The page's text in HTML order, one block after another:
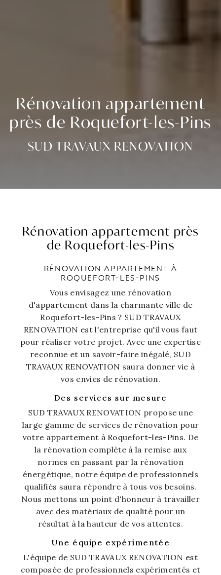
Rénovation appartement
près de Roquefort-les-Pins
SUD TRAVAUX RENOVATION
Rénovation appartement près
de Roquefort-les-Pins
RÉNOVATION APPARTEMENT À
ROQUEFORT-LES-PINS
Vous envisagez une rénovation
d'appartement dans la charmante ville de
Roquefort-les-Pins ? SUD TRAVAUX
RENOVATION est l'entreprise qu'il vous faut
pour réaliser votre projet. Avec une expertise
reconnue et un savoir-faire inégalé, SUD
TRAVAUX RENOVATION saura donner vie à
vos envies de rénovation.
Des services sur mesure
SUD TRAVAUX RENOVATION propose une
large gamme de services de rénovation pour
votre appartement à Roquefort-les-Pins. De
la rénovation complète à la remise aux
normes en passant par la rénovation
énergétique, notre équipe de professionnels
qualifiés saura répondre à tous vos besoins.
Nous mettons un point d'honneur à travailler
avec des matériaux de qualité pour un
résultat à la hauteur de vos attentes.
Une équipe expérimentée
L'équipe de SUD TRAVAUX RENOVATION est
composée de professionnels expérimentés et